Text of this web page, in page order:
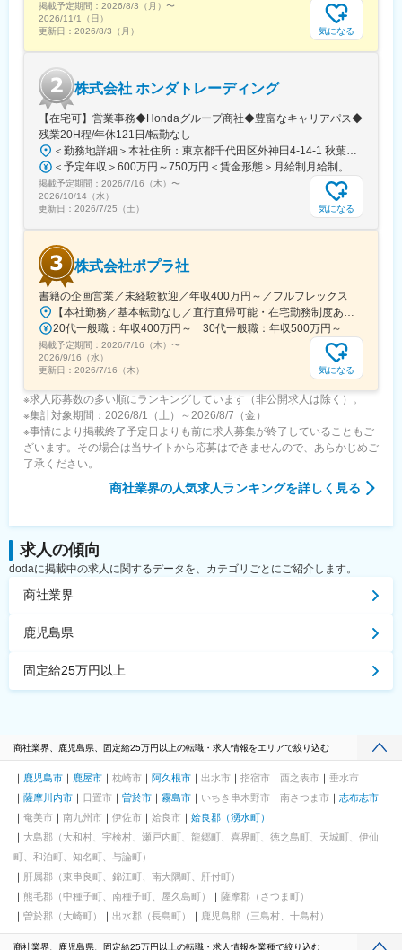
内勤で経験を積みながら、長期的なキャリア形成が可能です。
拓はなく、お客様対応に集中できます。
・残業月平均11時間、土日祝休み、外勤ゼロ。安定した働き方が
叶います。
・受注率40％超、売上107億円超、過去20年の平均成長率17％と
業績も好調。
賞与実績8.16ヶ月分、業績賞与や売電収入による臨時ボーナス
など、成果を社員にしっかり還元する方針です。
変更の範囲：会社の定める業務
掲載予定期間： 2026/8/3（月） 〜
2026/11/1（日）
更新日： 2026/8/3（月） 気になる
株式会社 ホンダトレーディング
【在宅可】営業事務◆Hondaグループ商社◆豊富なキャリアパス◆
残業20H程/年休121日/転勤なし
＜勤務地詳細＞本社住所：東京都千代田区外神田4-14-1 秋葉原UDX南ウイング18F勤務地最寄駅：JR山手線・総武線／秋葉原駅受動喫煙対策：屋内全面禁煙変更の範囲：会社の定める事業所（リモートワーク含む）
＜予定年収＞600万円～750万円＜賃金形態＞月給制月給制。賞与昨年支給実績6.7ヶ月分。＜賃金内訳＞月額（基本給）：300,000円～410,000円＜月給＞300,000円～410,000円＜昇給有無＞有＜残業手当＞有＜給与補足＞賞与は直近3年間の平均で6.5か月分支給として計算。全社平均である20時間分の時間外手当含む。時間外手当は1分単位で支給。賃金はあくまでも目安の金額であり、選考を通じて上下する可能性があります。月給(月額)は固定手当を含めた表記です。
掲載予定期間： 2026/7/16（木） 〜
2026/10/14（水）
更新日： 2026/7/25（土） 気になる
株式会社ポプラ社
書籍の企画営業／未経験歓迎／年収400万円～／フルフレックス
【本社勤務／基本転勤なし／直行直帰可能・在宅勤務制度あり】東京都品川区西五反田3丁目5番8号 JR目黒MARCビル12階（都営浅草線・JR山手線「五反田駅」より徒歩10分）※宿泊を伴う出張が発生する場合があります
20代一般職：年収400万円～ 30代一般職：年収500万円～
掲載予定期間： 2026/7/16（木） 〜
2026/9/16（水）
更新日： 2026/7/16（木） 気になる
※求人応募数の多い順にランキングしています（非公開求人は除く）。
※集計対象期間：2026/8/1（土）～2026/8/7（金）
※事情により掲載終了予定日よりも前に求人募集が終了していることもご
ざいます。その場合は当サイトから応募はできませんので、あらかじめご
了承ください。
商社業界の人気求人ランキングを詳しく見る
求人の傾向
dodaに掲載中の求人に関するデータを、カテゴリごとにご紹介します。
商社業界
鹿児島県
固定給25万円以上
商社業界、鹿児島県、固定給25万円以上の転職・求人情報をエリアで絞り込む
鹿児島市 鹿屋市 枕崎市 阿久根市 出水市 指宿市 西之表市
垂水市
薩摩川内市
日置市 曽於市 霧島市 いちき串木野市 南さつま市
志布志市
奄美市
南九州市 伊佐市 姶良市
姶良郡（湧水町）
大島郡（大和村、宇検村、瀬戸内町、龍郷町、喜界町、徳之島町、天城町、伊仙
町、和泊町、知名町、与論町）
肝属郡（東串良町、錦江町、南大隅町、肝付町）
熊毛郡（中種子町、南種子町、屋久島町）
薩摩郡（さつま町）
曽於郡（大崎町）
出水郡（長島町） 鹿児島郡（三島村、十島村）
商社業界、鹿児島県、固定給25万円以上の転職・求人情報を業種で絞り込む